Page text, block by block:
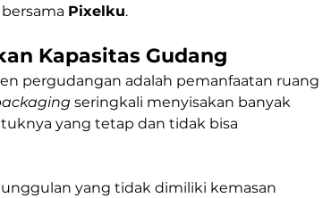
Pixelku.
Kapasitas Gudang
pergudangan adalah pemanfaatan ruang
seringkali menyisakan banyak
yang tetap dan tidak bisa
yang tidak dimiliki kemasan